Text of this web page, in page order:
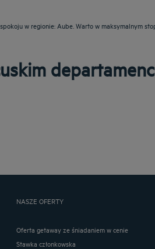
w regionie: Aube. Warto w maksymalnym
NASZE OFERTY
Oferta getaway ze śniadaniem w cenie
Stawka członkowska